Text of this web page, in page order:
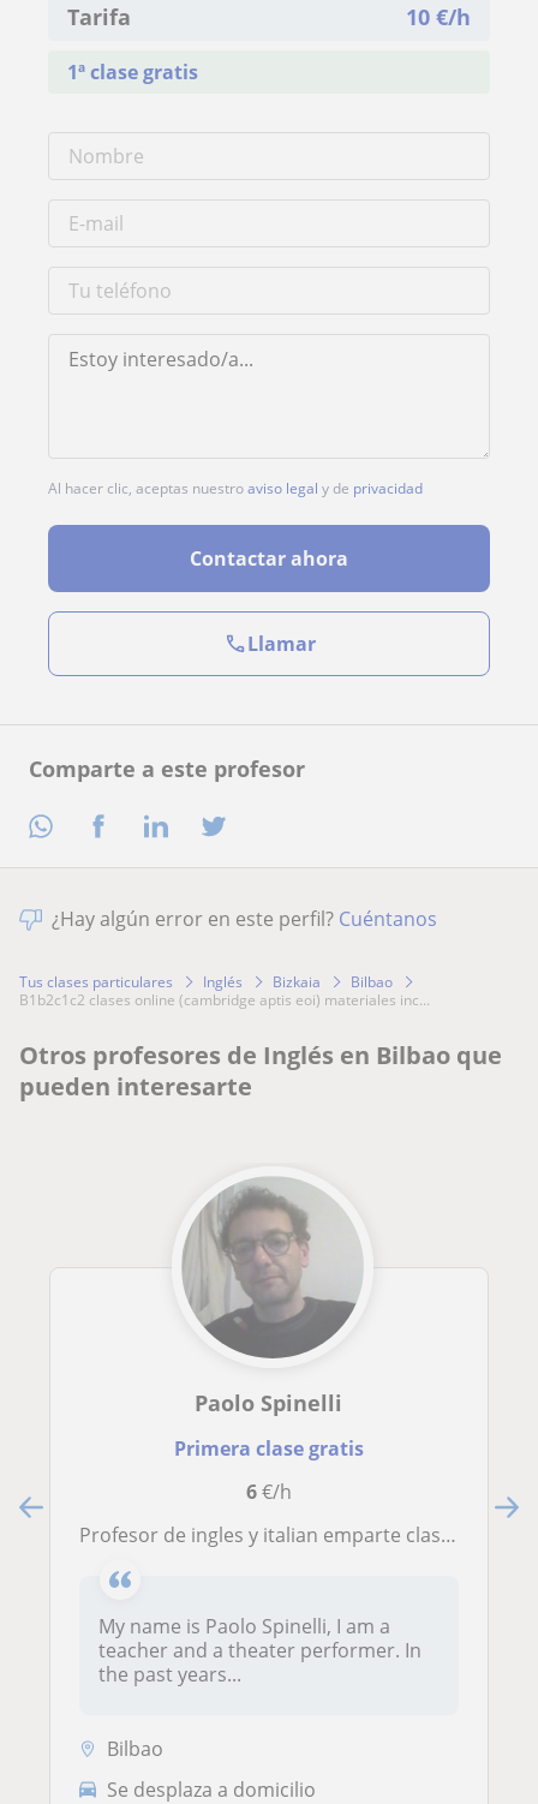
Comparte a este profesor
Tarifa 10 €/h
1ª clase gratis
Al hacer clic, aceptas nuestroaviso legal y de privacidad
Contactar ahora
Llamar
¿Hay algún error en este perfil? Cuéntanos
Tus clases particulares Inglés Bizkaia
Bilbao
b1b2c1c2 clases online (cambridge aptis eoi) materiales inc...
Otros profesores de Inglés en Bilbao que
pueden interesarte
Paolo Spinelli
Primera clase gratis
6€/h
profesor de ingles y italian emparte classe a ninos y adultos
My name is Paolo Spinelli, I am a
teacher and a theater performer. In
the past years...
Bilbao
Se desplaza a domicilio